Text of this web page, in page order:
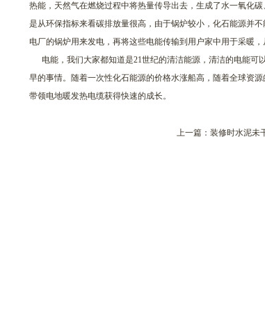
热能，天然气在燃烧过程中将热量传导出去，生成了水一氧化
是从环保指标来看碳排放量很高，由于锅炉较小，化石能源并
电厂的锅炉用来发电，再将这些电能传输到用户家中用于采暖
电能，我们大家都知道是21世纪的清洁能源，清洁的电能可
早的事情。随着一次性化石能源的价格水涨船高，随着全球资
带领电地暖发热电缆获得快速的成长。
上一篇： 装修时水泥未